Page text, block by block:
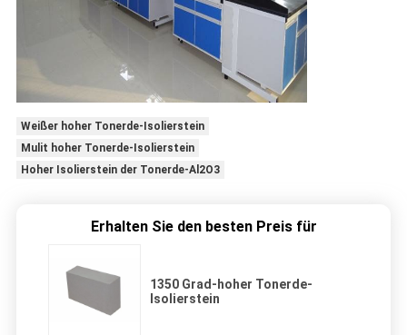
Weißer hoher Tonerde-Isolierstein
Mulit hoher Tonerde-Isolierstein
Hoher Isolierstein der Tonerde-Al2O3
Erhalten Sie den besten Preis für
1350 Grad-hoher Tonerde-
Isolierstein